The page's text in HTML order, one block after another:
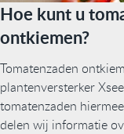
Hoe kunt u
ontkiemen?
Tomatenzaden
plantenversterker
tomatenzaden
delen wij informatie